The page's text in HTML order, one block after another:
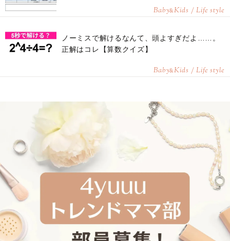
Baby&Kids / Life style
ノーミスで解けるなんて、頭よすぎだよ……。
正解はコレ【算数クイズ】
Baby&Kids / Life style